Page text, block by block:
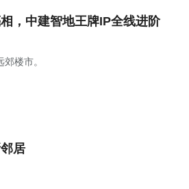
，中建智地王牌IP全线进阶
楼市。
居